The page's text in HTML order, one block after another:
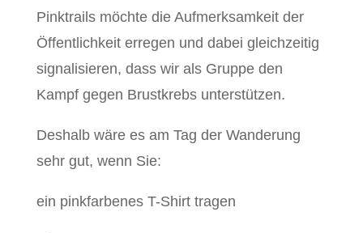
Pinktrails möchte die Aufmerksamkeit der
Öffentlichkeit erregen und dabei gleichzeitig
signalisieren, dass wir als Gruppe den
Kampf gegen Brustkrebs unterstützen.
Deshalb wäre es am Tag der Wanderung
sehr gut, wenn Sie:
ein pinkfarbenes T-Shirt tragen